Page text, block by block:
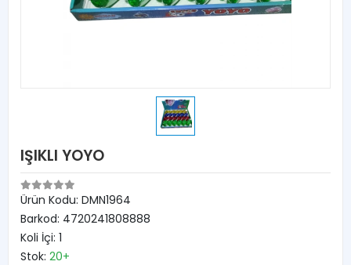
IŞIKLI YOYO
Ürün Kodu: DMN1964
Barkod: 4720241808888
Koli İçi: 1
Stok: 20+